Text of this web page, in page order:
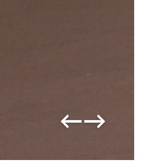
←→